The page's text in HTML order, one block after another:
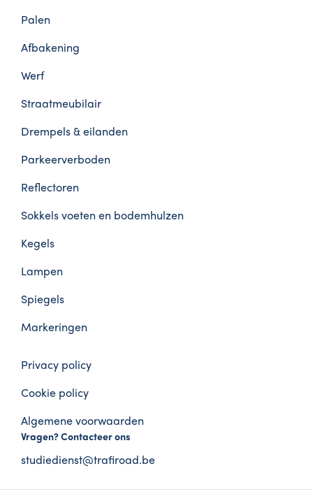
Palen
Afbakening
Werf
Straatmeubilair
Drempels & eilanden
Parkeerverboden
Reflectoren
Sokkels voeten en bodemhulzen
Kegels
Lampen
Spiegels
Markeringen
Privacy policy
Cookie policy
Algemene voorwaarden
Vragen? Contacteer ons
studiedienst@trafiroad.be